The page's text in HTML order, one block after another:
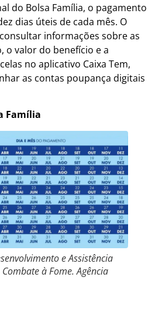
do Bolsa Família, o pagamento
dias úteis de cada mês. O
informações sobre as
o valor do benefício e a
no aplicativo Caixa Tem,
as contas poupança digitais
Família
e Assistência
à Fome. Agência